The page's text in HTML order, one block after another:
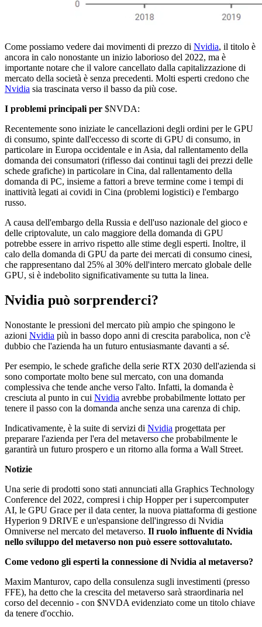
Come possiamo vedere dai movimenti di prezzo di Nvidia, il titolo è
ancora in calo nonostante un inizio laborioso del 2022, ma è
importante notare che il valore cancellato dalla capitalizzazione di
mercato della società è senza precedenti. Molti esperti credono che
Nvidia sia trascinata verso il basso da più cose.
I problemi principali per $NVDA:
Recentemente sono iniziate le cancellazioni degli ordini per le GPU
di consumo, spinte dall'eccesso di scorte di GPU di consumo, in
particolare in Europa occidentale e in Asia, dal rallentamento della
domanda dei consumatori (riflesso dai continui tagli dei prezzi delle
schede grafiche) in particolare in Cina, dal rallentamento della
domanda di PC, insieme a fattori a breve termine come i tempi di
inattività legati ai covidi in Cina (problemi logistici) e l'embargo
russo.
A causa dell'embargo della Russia e dell'uso nazionale del gioco e
delle criptovalute, un calo maggiore della domanda di GPU
potrebbe essere in arrivo rispetto alle stime degli esperti. Inoltre, il
calo della domanda di GPU da parte dei mercati di consumo cinesi,
che rappresentano dal 25% al 30% dell'intero mercato globale delle
GPU, si è indebolito significativamente su tutta la linea.
Nvidia può sorprenderci?
Nonostante le pressioni del mercato più ampio che spingono le
azioni Nvidia più in basso dopo anni di crescita parabolica, non c'è
dubbio che l'azienda ha un futuro entusiasmante davanti a sé.
Per esempio, le schede grafiche della serie RTX 2030 dell'azienda si
sono comportate molto bene sul mercato, con una domanda
complessiva che tende anche verso l'alto. Infatti, la domanda è
cresciuta al punto in cui Nvidia avrebbe probabilmente lottato per
tenere il passo con la domanda anche senza una carenza di chip.
Indicativamente, è la suite di servizi di Nvidia progettata per
preparare l'azienda per l'era del metaverso che probabilmente le
garantirà un futuro prospero e un ritorno alla forma a Wall Street.
Notizie
Una serie di prodotti sono stati annunciati alla Graphics Technology
Conference del 2022, compresi i chip Hopper per i supercomputer
AI, le GPU Grace per il data center, la nuova piattaforma di gestione
Hyperion 9 DRIVE e un'espansione dell'ingresso di Nvidia
Omniverse nel mercato del metaverso. Il ruolo influente di Nvidia
nello sviluppo del metaverso non può essere sottovalutato.
Come vedono gli esperti la connessione di Nvidia al metaverso?
Maxim Manturov, capo della consulenza sugli investimenti (presso
FFE), ha detto che la crescita del metaverso sarà straordinaria nel
corso del decennio - con $NVDA evidenziato come un titolo chiave
da tenere d'occhio.